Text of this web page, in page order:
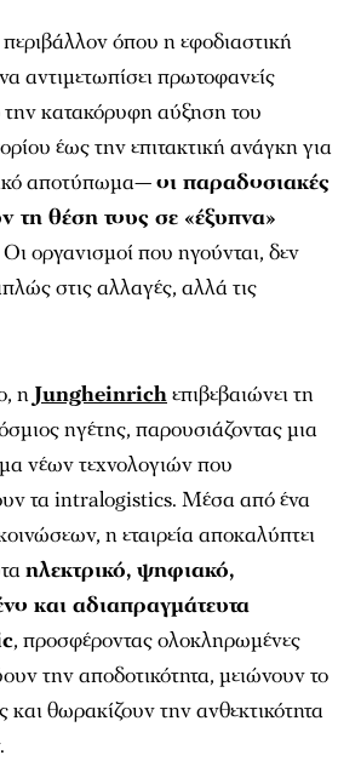
όπου η εφοδιαστική
αντιμετωπίσει πρωτοφανείς
κατακόρυφη αύξηση του
έως την επιτακτική ανάγκη για
αποτύπωμα—οι παραδοσιακές
τη θέση τους σε «έξυπνα»
Οι οργανισμοί που ηγούνται, δεν
στις αλλαγές, αλλά τις
η Jungheinrichεπιβεβαιώνει τη
ηγέτης, παρουσιάζοντας μια
νέων τεχνολογιών που
τα intralogistics. Μέσα από ένα
η εταιρεία αποκαλύπτει
ηλεκτρικό, ψηφιακό,
και αδιαπραγμάτευτα
, προσφέροντας ολοκληρωμένες
την αποδοτικότητα, μειώνουν το
και θωρακίζουν την ανθεκτικότητα